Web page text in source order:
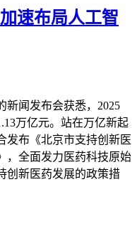
速布局人工智
新闻发布会获悉，2025
万亿元。站在万亿新起
发布《北京市支持创新医
，全面发力医药科技原始
创新医药发展的政策措